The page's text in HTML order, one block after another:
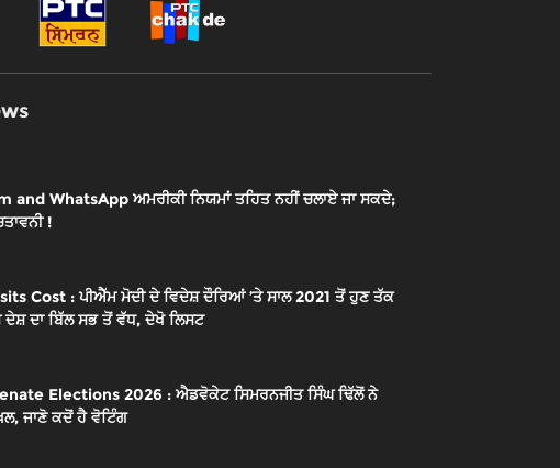
and WhatsApp ਅਮਰੀਕੀ ਨਿਯਮਾਂ ਤਹਿਤ ਨਹੀਂ ਚਲਾਏ ਜਾ ਸਕਦੇ;
!
Cost : ਪੀਐੱਮ ਮੋਦੀ ਦੇ ਵਿਦੇਸ਼ ਦੌਰਿਆਂ ’ਤੇ ਸਾਲ 2021 ਤੋਂ ਹੁਣ ਤੱਕ
ਦਾ ਬਿੱਲ ਸਭ ਤੋਂ ਵੱਧ, ਦੇਖੋ ਲਿਸਟ
Elections 2026 : ਐਡਵੋਕੇਟ ਸਿਮਰਨਜੀਤ ਸਿੰਘ ਢਿੱਲੋਂ ਨੇ
ਜਾਣੋ ਕਦੋਂ ਹੈ ਵੋਟਿੰਗ